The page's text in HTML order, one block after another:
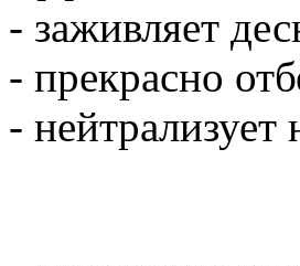
- заживляет
- прекрасно
-